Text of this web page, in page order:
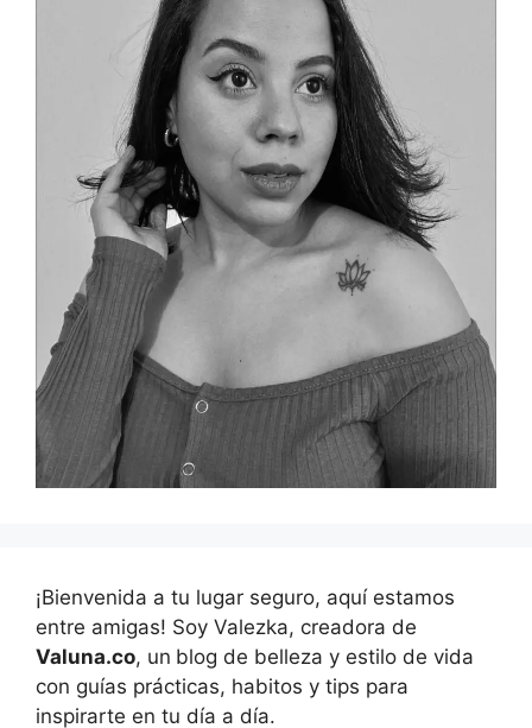
¡Bienvenida a tu lugar seguro, aquí estamos
entre amigas! Soy Valezka, creadora de
Valuna.co, un blog de belleza y estilo de vida
con guías prácticas, habitos y tips para
inspirarte en tu día a día.